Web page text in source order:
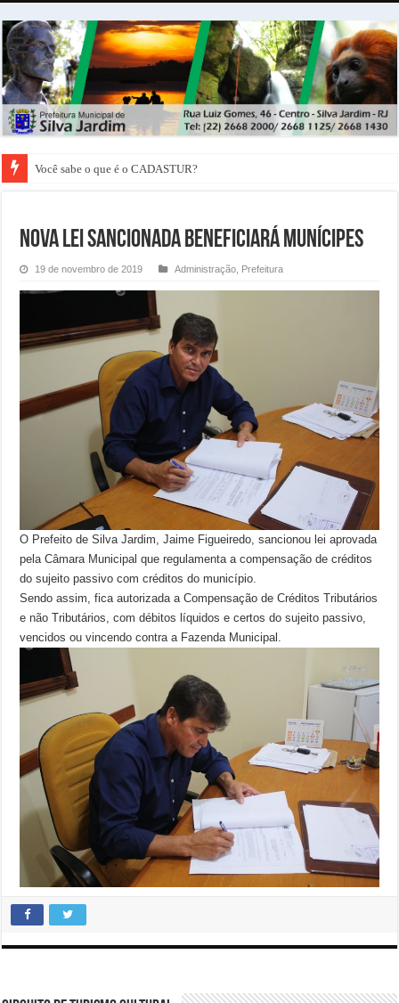
Você sabe o que é o CADASTUR?
Nova Lei Sancionada beneficiará Munícipes
19 de novembro de 2019 Administração Prefeitura
O Prefeito de Silva Jardim, Jaime Figueiredo, sancionou lei aprovada
pela Câmara Municipal que regulamenta a compensação de créditos
do sujeito passivo com créditos do município.
Sendo assim, fica autorizada a Compensação de Créditos Tributários
e não Tributários, com débitos líquidos e certos do sujeito passivo,
vencidos ou vincendo contra a Fazenda Municipal.